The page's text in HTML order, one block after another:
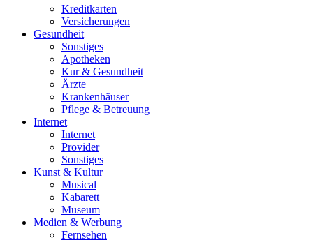
Kreditkarten
Versicherungen
Gesundheit
Sonstiges
Apotheken
Kur & Gesundheit
Ärzte
Krankenhäuser
Pflege & Betreuung
Internet
Internet
Provider
Sonstiges
Kunst & Kultur
Musical
Kabarett
Museum
Medien & Werbung
Fernsehen